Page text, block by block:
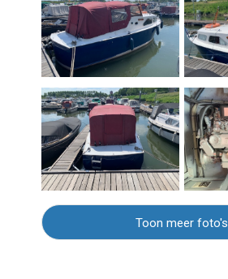
Toon meer foto's